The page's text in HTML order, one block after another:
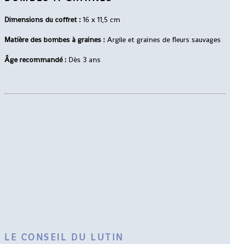
Dimensions du coffret : 16 x 11,5 cm
Matière des bombes à graines : Argile et graines de fleurs sauvages
Âge recommandé : Dès 3 ans
LE CONSEIL DU LUTIN